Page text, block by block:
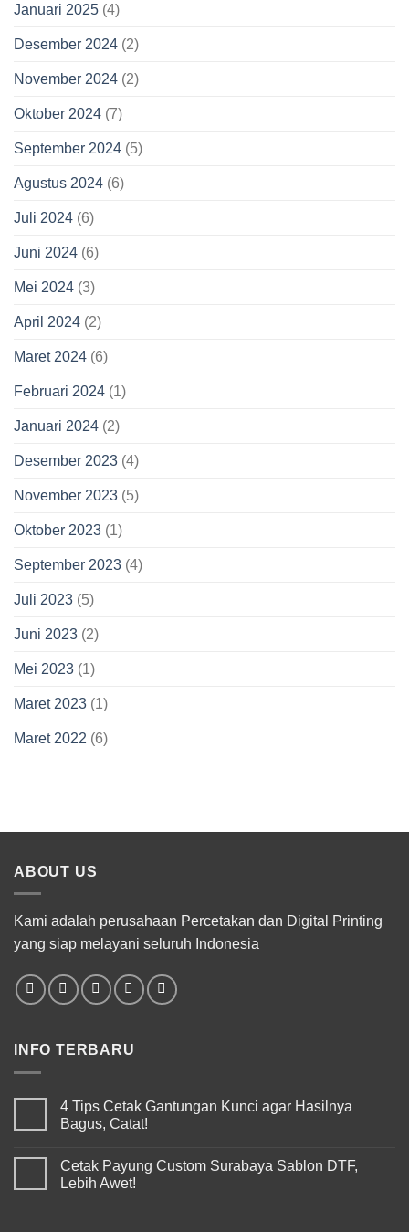
Januari 2025 (4)
Desember 2024 (2)
November 2024 (2)
Oktober 2024 (7)
September 2024 (5)
Agustus 2024 (6)
Juli 2024 (6)
Juni 2024 (6)
Mei 2024 (3)
April 2024 (2)
Maret 2024 (6)
Februari 2024 (1)
Januari 2024 (2)
Desember 2023 (4)
November 2023 (5)
Oktober 2023 (1)
September 2023 (4)
Juli 2023 (5)
Juni 2023 (2)
Mei 2023 (1)
Maret 2023 (1)
Maret 2022 (6)
ABOUT US
Kami adalah perusahaan Percetakan dan Digital Printing
yang siap melayani seluruh Indonesia
INFO TERBARU
4 Tips Cetak Gantungan Kunci agar Hasilnya
Bagus, Catat!
Cetak Payung Custom Surabaya Sablon DTF,
Lebih Awet!